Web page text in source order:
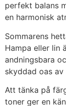
perfekt balans
en harmonisk
Sommarens
Hampa eller lin
andningsbara
skyddad oas av
Att tänka på
toner ger en